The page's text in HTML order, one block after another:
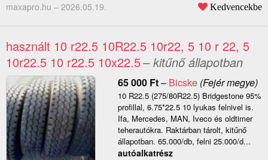
maxapro.hu – 2026.05.19. Kedvencekbe
használt 10 r22.5 10R22.5 10r22, 5 10 r 22, 5
10r22.5 10 r22.5 10x22.5– kitűnő állapotban
65 000 Ft– Bicske(Fejér megye)
10 R22.5 (275/80R22.5) Bridgestone 95%
profillal, 6.75*22.5 10 lyukas felnivel is.
Ifa, Mercedes, MAN, Iveco és oldtimer
teherautókra. Raktárban tárolt, kitűnő
állapotban. 65.000/db, felni 25.000/d...
autóalkatrész